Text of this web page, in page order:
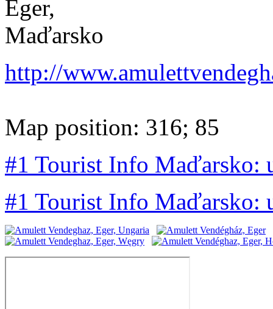
http://
Map position: 316; 85
#1 Tourist Info Maďarsko:
#1 Tourist Info Maďarsko: